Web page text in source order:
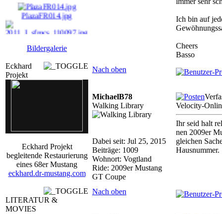
PlazaFR014.jpg
studebaker_070.jpg
dr-m_aus07_0361.jpg
Bildergalerie
Eckhard
Projekt
Eckhard Projekt
begleitende Restaurierung
eines 68er Mustang
eckhard.dr-mustang.com
LITERATUR &
MOVIES
Ich bin auf
Cheers
Basso
Nach oben
MichaelB78
Walking Library
Dabei seit: Jul 25, 2015
Beiträge: 1009
Wohnort: Vogtland
Ride: 2009er Mustang
GT Coupe
Velocity-
Ihr seid halt
nen 2009er
gleichen
Hausnummer.
Nach oben